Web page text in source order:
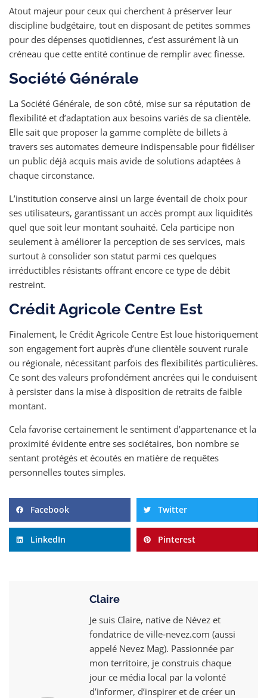
Atout majeur pour ceux qui cherchent à préserver leur
discipline budgétaire, tout en disposant de petites sommes
pour des dépenses quotidiennes, c’est assurément là un
créneau que cette entité continue de remplir avec finesse.
Société Générale
La Société Générale, de son côté, mise sur sa réputation de
flexibilité et d’adaptation aux besoins variés de sa clientèle.
Elle sait que proposer la gamme complète de billets à
travers ses automates demeure indispensable pour fidéliser
un public déjà acquis mais avide de solutions adaptées à
chaque circonstance.
L’institution conserve ainsi un large éventail de choix pour
ses utilisateurs, garantissant un accès prompt aux liquidités
quel que soit leur montant souhaité. Cela participe non
seulement à améliorer la perception de ses services, mais
surtout à consolider son statut parmi ces quelques
irréductibles résistants offrant encore ce type de débit
restreint.
Crédit Agricole Centre Est
Finalement, le Crédit Agricole Centre Est loue historiquement
son engagement fort auprès d’une clientèle souvent rurale
ou régionale, nécessitant parfois des flexibilités particulières.
Ce sont des valeurs profondément ancrées qui le conduisent
à persister dans la mise à disposition de retraits de faible
montant.
Cela favorise certainement le sentiment d’appartenance et la
proximité évidente entre ses sociétaires, bon nombre se
sentant protégés et écoutés en matière de requêtes
personnelles toutes simples.
Facebook Twitter
LinkedIn Pinterest
Claire
Je suis Claire, native de Névez et
fondatrice de ville‑nevez.com (aussi
appelé Nevez Mag). Passionnée par
mon territoire, je construis chaque
jour ce média local par la volonté
d’informer, d’inspirer et de créer un